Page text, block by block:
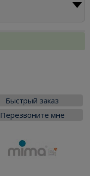
Быстрый заказ
Перезвоните мне